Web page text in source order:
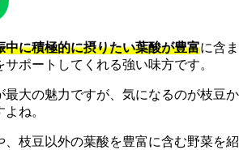
中に積極的に摂りたい葉酸が豊富に含ま
ポートしてくれる強い味方です。
最大の魅力ですが、気になるのが枝豆か
ね。
、枝豆以外の葉酸を豊富に含む野菜を紹